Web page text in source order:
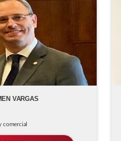
VARGAS
comercial